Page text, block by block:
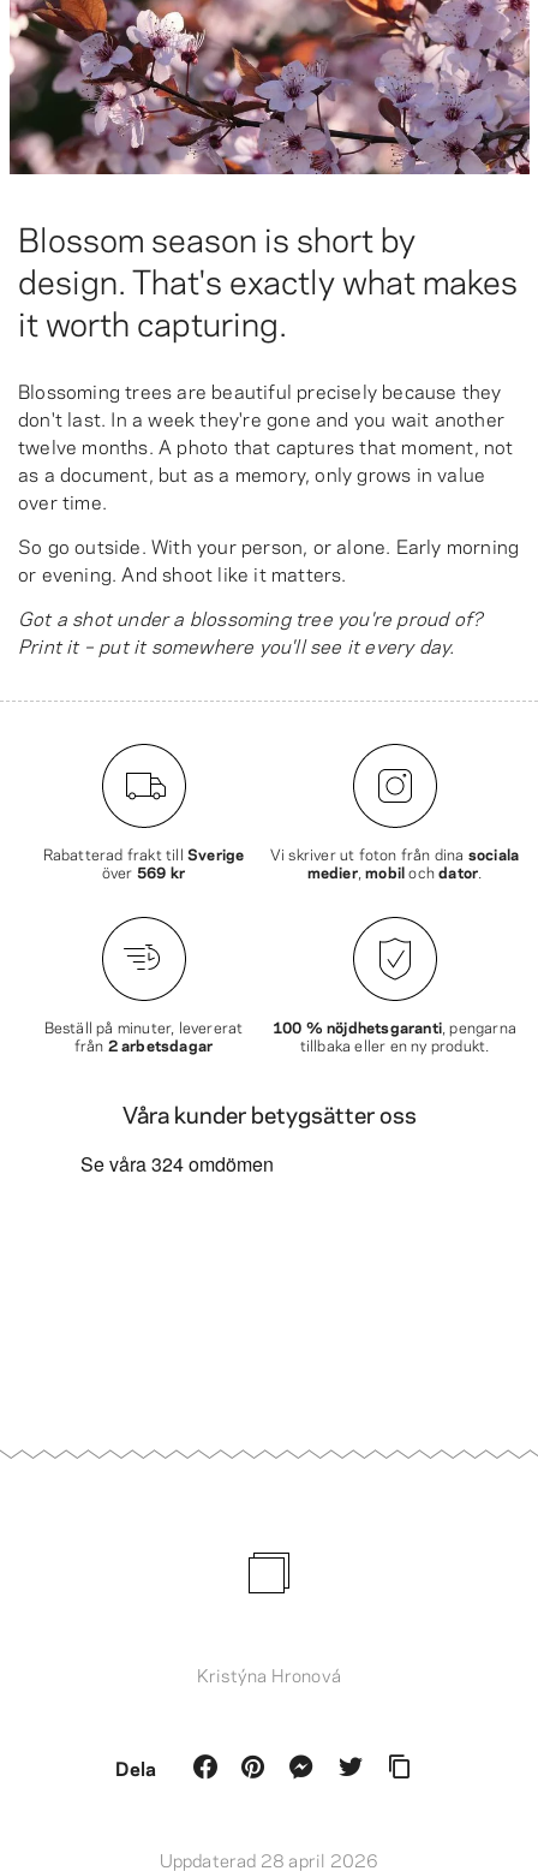
Blossom season is short by
design. That's exactly what makes
it worth capturing.
Blossoming trees are beautiful precisely because they
don't last. In a week they're gone and you wait another
twelve months. A photo that captures that moment, not
as a document, but as a memory, only grows in value
over time.
So go outside. With your person, or alone. Early morning
or evening. And shoot like it matters.
Got a shot under a blossoming tree you're proud of?
Print it – put it somewhere you'll see it every day.
Rabatterad frakt till Sverige
över 569 kr
Vi skriver ut foton från dina sociala
medier,mobilochdator
Beställ på minuter, levererat
från 2 arbetsdagar
100 % nöjdhetsgaranti , pengarna
tillbaka eller en ny produkt.
Våra kunder betygsätter oss
Kristýna Hronová
Dela
Uppdaterad 28 april 2026